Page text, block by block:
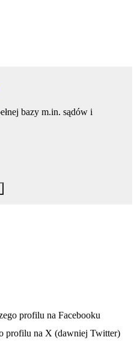
bazy m.in. sądów i
karcie
profilu na Facebooku
profilu na X (dawniej Twitter)